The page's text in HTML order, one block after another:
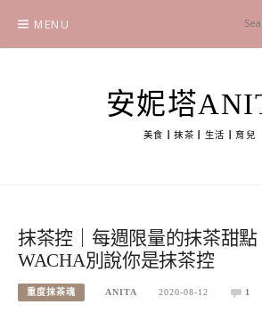
content
MENU
安妮塔
美食┃抹茶┃生活┃育兒
抹茶控｜每週限量的抹茶甜
WACHA別說你是抹茶控
重度抹茶魂 ANITA 2020-08-12 1